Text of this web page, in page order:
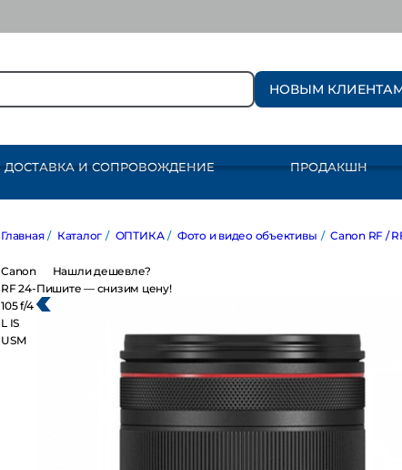
НОВЫМ
ДОСТАВКА И СОПРОВОЖДЕНИЕ ПРОДАКШН
Главная / Каталог / ОПТИКА / Фото и видео объективы / Canon RF /
Canon
RF 24-
105 f/4
L IS
USM
Нашли дешевле?
Пишите — снизим цену!